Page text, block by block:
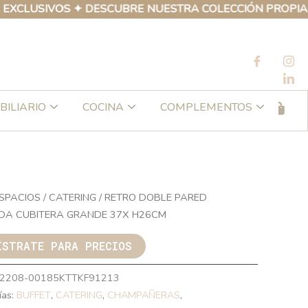
✦ DESCUBRE NUESTRA COLECCIÓN PROPIA DE
COCINA
COMPLEMENTOS
/ CATERING / RETRO DOBLE PARED
CUBITERA GRANDE 37X H26CM
PARA PRECIOS
00185KTTKF91213
BUFFET, CATERING, CHAMPAÑERAS,